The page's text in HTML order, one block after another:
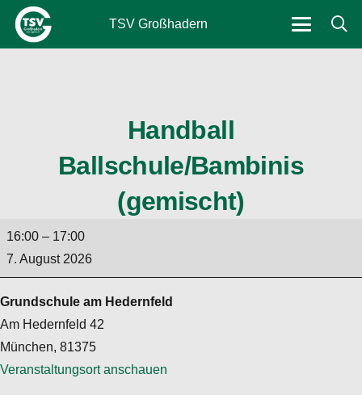
TSV Großhadern
Handball
Ballschule/Bambinis
(gemischt)
Handball
Ballschule/Bambinis
(gemischt)
16:00 – 17:00
7. August 2026
Grundschule am Hedernfeld
Am Hedernfeld 42
München, 81375
Veranstaltungsort anschauen